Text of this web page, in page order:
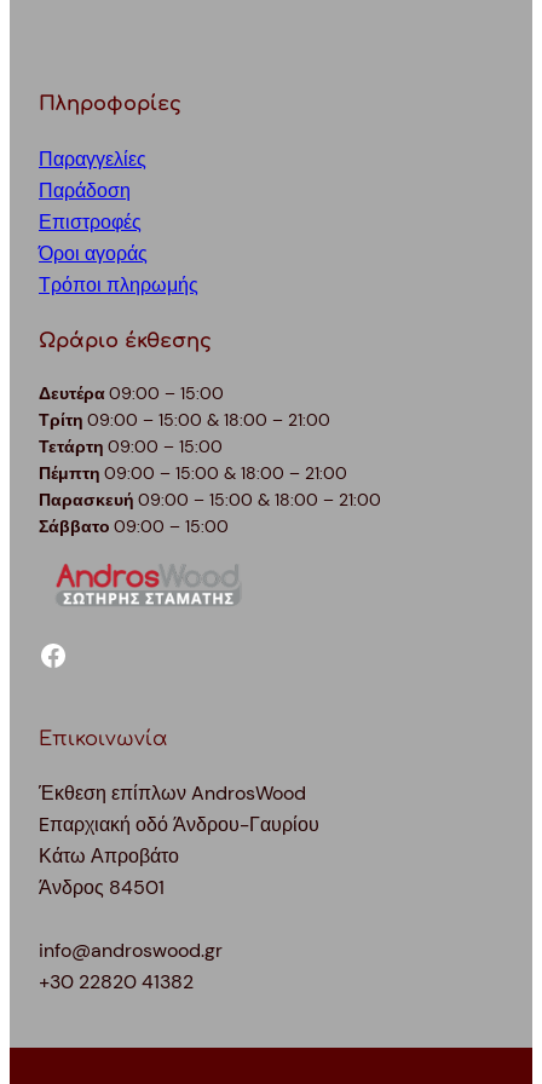
Πληροφορίες
Παραγγελίες
Παράδοση
Επιστροφές
Όροι αγοράς
Τρόποι πληρωμής
Ωράριο έκθεσης
Δευτέρα09:00 – 15:00
Τρίτη 09:00 – 15:00 & 18:00 – 21:00
Τετάρτη 09:00 – 15:00
Πέμπτη 09:00 – 15:00 & 18:00 – 21:00
Παρασκευή 09:00 – 15:00 & 18:00 – 21:00
Σάββατο 09:00 – 15:00
facebook
Επικοινωνία
Έκθεση επίπλων AndrosWood
Eπαρχιακή οδό Άνδρου-Γαυρίου
Κάτω Απροβάτο
Άνδρος 84501
info@androswood.gr
+30 22820 41382